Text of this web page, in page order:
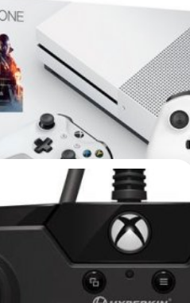
- JUNE 16: Game enthusiasts
XBox event at the Annual
E3 at the Los Angeles
2015 in Los Angeles, California.
Center will be hosting the
Expo (E3) which
systems and interactive
introductions to new
(Photo by Christian Petersen/
10,000 บาทแถมอีก 1
าศลดราคา XboxOne S
ago
นพิเศษที่มีขนาดเล็กลง 2
ขนาดเล็กลงจนเกือบเท่าจอย